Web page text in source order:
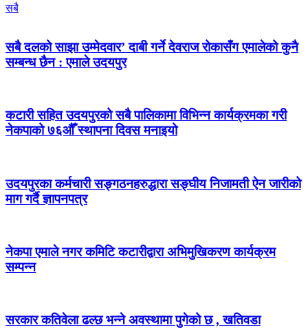
सबै
सबै दलको साझा उम्मेदवार’ दाबी गर्ने देवराज रोकासँग एमालेको कुनै
सम्बन्ध छैन : एमाले उदयपुर
कटारी सहित उदयपुरको सबै पालिकामा विभिन्न कार्यक्रमका गरी
नेकपाको ७६औँ स्थापना दिवस मनाइयो
उदयपुरका कर्मचारी सङ्गठनहरुद्धारा सङ्घीय निजामती ऐन जारीको
माग गर्दै ज्ञापनपत्र
नेकपा एमाले नगर कमिटि कटारीद्वारा अभिमुखिकरण कार्यक्रम
सम्पन्न
सरकार कतिवेला ढल्छ भन्ने अवस्थामा पुगेको छ , खतिवडा